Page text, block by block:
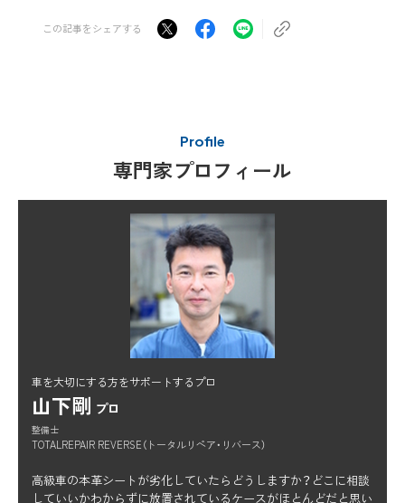
この記事をシェアする
Profile
専門家プロフィール
車を大切にする方をサポートするプロ
山下剛 プロ
整備士
TOTALREPAIR REVERSE（トータルリペア・リバース）
高級車の本革シートが劣化していたらどうしますか？どこに相談
していいかわからずに放置されているケースがほとんどだと思い